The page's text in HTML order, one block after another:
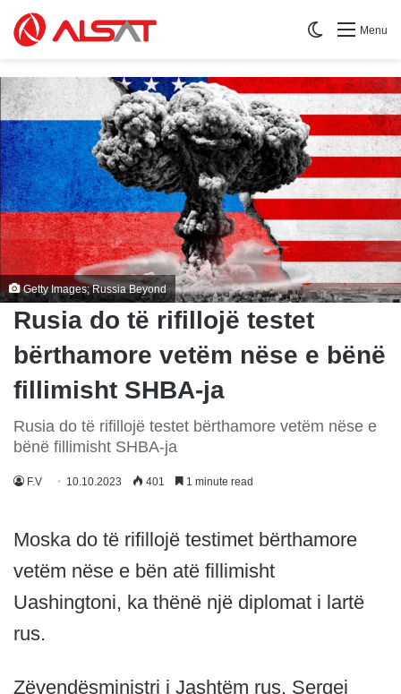
Menu
Switch skin
Getty Images; Russia Beyond
Rusia do të rifillojë testet
bërthamore vetëm nëse e bënë
fillimisht SHBA-ja
Rusia do të rifillojë testet bërthamore vetëm nëse e
bënë fillimisht SHBA-ja
F.V 10.10.2023 401 1 minute read
Moska do të rifillojë testimet bërthamore
vetëm nëse e bën atë fillimisht
Uashingtoni, ka thënë një diplomat i lartë
rus.
Zëvendësministri i Jashtëm rus, Sergei